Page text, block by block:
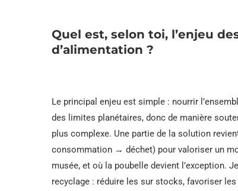
Quel est, selon toi, l’enjeu
d’alimentation ?
Le principal enjeu est simple : nourrir
des limites planétaires, donc de manière
plus complexe. Une partie de la solution
consommation → déchet) pour valoriser un
musée, et où la poubelle devient l’exception.
recyclage : réduire les sur stocks, favoriser